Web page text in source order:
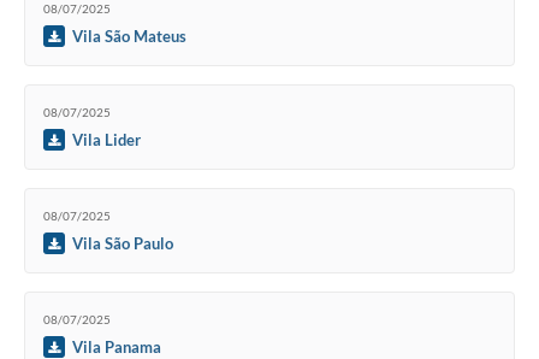
08/07/2025
Vila São Mateus
08/07/2025
Vila Lider
08/07/2025
Vila São Paulo
08/07/2025
Vila Panama